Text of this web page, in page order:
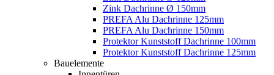
Zink Dachrinne Ø 150mm
PREFA Alu Dachrinne 125mm
PREFA Alu Dachrinne 150mm
Protektor Kunststoff Dachrinne 100mm
Protektor Kunststoff Dachrinne 125mm
Bauelemente